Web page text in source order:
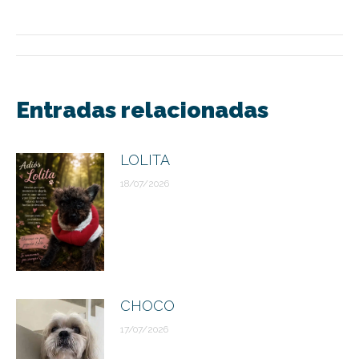
Navegación
entre
Entradas relacionadas
LOLITA
18/07/2026
CHOCO
17/07/2026